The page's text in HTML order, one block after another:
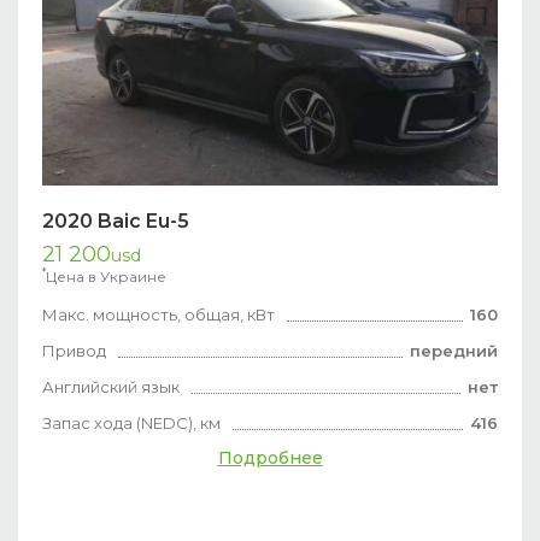
2020 Baic Eu-5
21 200usd
*Цена в Украине
Макс. мощность, общая, кВт
160
Привод
передний
Английский язык
нет
Запас хода (NEDC), км
416
Подробнее